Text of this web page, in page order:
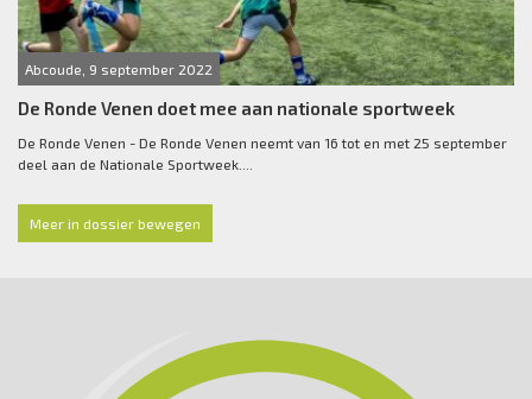
Abcoude, 9 september 2022
De Ronde Venen doet mee aan nationale sportweek
De Ronde Venen - De Ronde Venen neemt van 16 tot en met 25 september
deel aan de Nationale Sportweek....
Meer in dossier bewegen